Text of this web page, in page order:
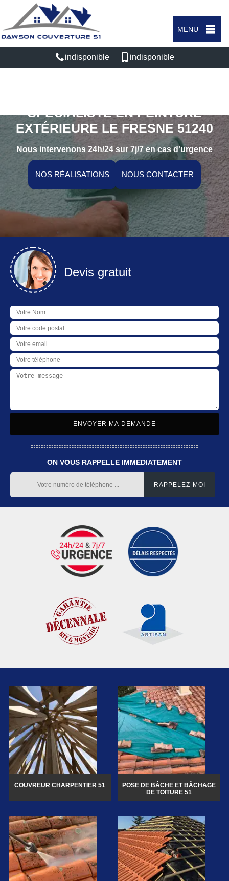
MENU
indisponible indisponible
SPÉCIALISTE EN PEINTURE
EXTÉRIEURE LE FRESNE 51240
Nous intervenons 24h/24 sur 7j/7 en cas d'urgence
NOS RÉALISATIONS NOUS CONTACTER
Devis gratuit
ON VOUS RAPPELLE IMMEDIATEMENT
COUVREUR CHARPENTIER 51
POSE DE BÂCHE ET BÂCHAGE
DE TOITURE 51